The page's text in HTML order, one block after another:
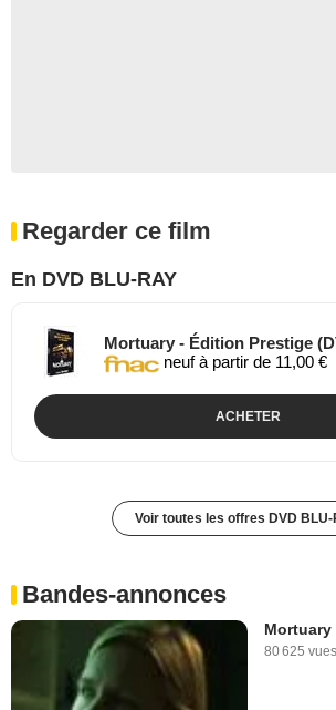
Regarder ce film
En DVD BLU-RAY
Mortuary - Édition Prestige
neuf à partir de 11,00 €
ACHETER
Voir toutes les offres DVD BLU-
Bandes-annonces
Mortuary
80 625 vues